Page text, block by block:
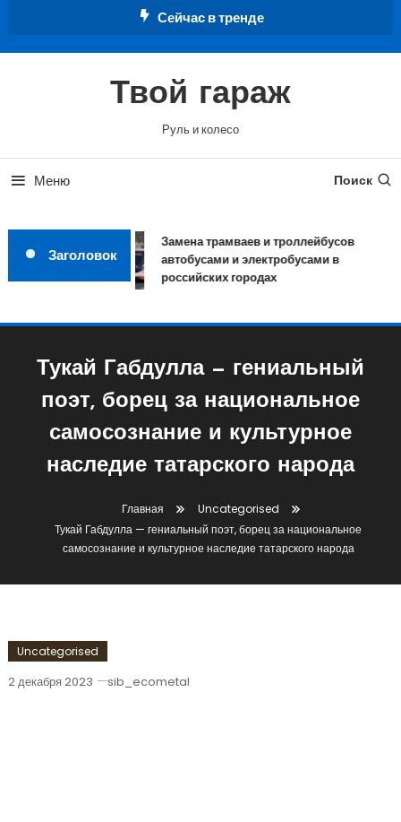
Сейчас в тренде
Твой гараж
Руль и колесо
Меню Поиск
Заголовок
Замена трамваев и троллейбусов
автобусами и электробусами в
российских городах
Тукай Габдулла — гениальный
поэт, борец за национальное
самосознание и культурное
наследие татарского народа
Главная
Uncategorised
Тукай Габдулла — гениальный поэт, борец за национальное
самосознание и культурное наследие татарского народа
Uncategorised
2 декабря 2023 sib_ecometal